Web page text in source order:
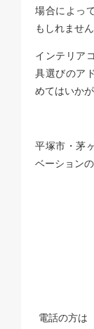
場合によっ
もしれません
インテリア
具選びのア
めてはいか
平塚市・茅
ベーション
電話の方は